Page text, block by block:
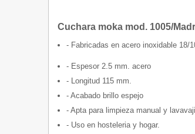
Cuchara moka mod. 1005/
- Fabricadas en acero inoxidable 18/
- Espesor 2.5 mm. acero
- Longitud 115 mm.
- Acabado brillo espejo
- Apta para limpieza manual y
- Uso en hosteleria y hogar.